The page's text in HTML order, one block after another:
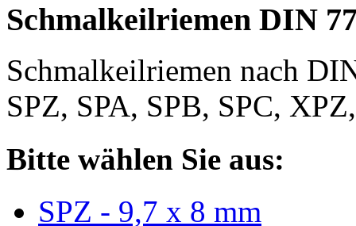
Schmalkeilriemen DIN
Schmalkeilriemen nach
SPZ, SPA, SPB, SPC,
Bitte wählen Sie aus:
SPZ - 9,7 x 8 mm